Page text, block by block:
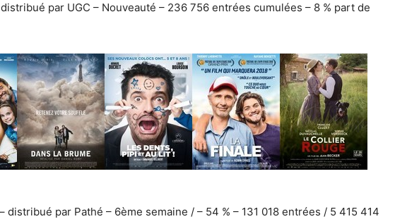
par UGC – Nouveauté – 236 756 entrées cumulées – 8 % part de
– distribué par Pathé – 6ème semaine / – 54 % – 131 018 entrées / 5 415 414